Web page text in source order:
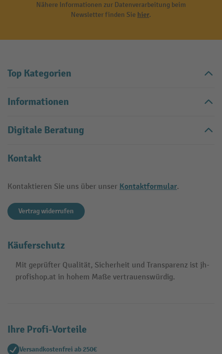
Nähere Informationen zur Datenverarbeitung beim
Newsletter finden Sie hier.
Top Kategorien
Informationen
Digitale Beratung
Kontakt
Kontaktieren Sie uns über unser Kontaktformular.
Vertrag widerrufen
Käuferschutz
Mit geprüfter Qualität, Sicherheit und Transparenz ist jh-
profishop.at in hohem Maße vertrauenswürdig.
Ihre Profi-Vorteile
Versandkostenfrei ab 250€